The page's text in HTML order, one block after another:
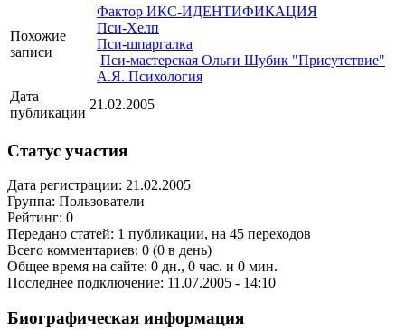
Похожие
записи
Фактор ИКС-ИДЕНТИФИКАЦИЯ
Пси-Хелп
Пси-шпаргалка
Пси-мастерская Ольги Шубик "Присутствие"
А.Я. Психология
Дата
публикации
21.02.2005
Статус участия
Дата регистрации: 21.02.2005
Группа: Пользователи
Рейтинг: 0
Передано статей: 1 публикации, на 45 переходов
Всего комментариев: 0 (0 в день)
Общее время на сайте: 0 дн., 0 час. и 0 мин.
Последнее подключение: 11.07.2005 - 14:10
Биографическая информация